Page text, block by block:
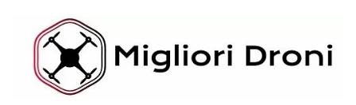
contenuto